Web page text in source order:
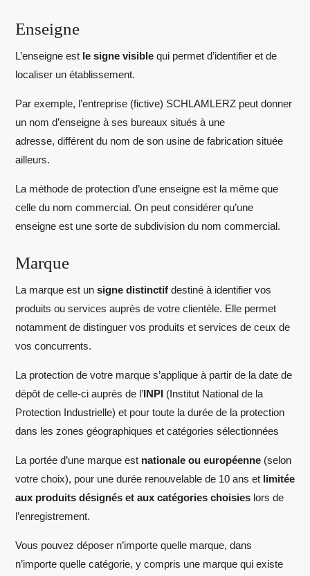
Enseigne
L’enseigne est le signe visible qui permet d’identifier et de
localiser un établissement.
Par exemple, l’entreprise (fictive) SCHLAMLERZ peut donner
un nom d’enseigne à ses bureaux situés à une
adresse, différent du nom de son usine de fabrication située
ailleurs.
La méthode de protection d’une enseigne est la même que
celle du nom commercial. On peut considérer qu’une
enseigne est une sorte de subdivision du nom commercial.
Marque
La marque est un signe distinctif destiné à identifier vos
produits ou services auprès de votre clientèle. Elle permet
notamment de distinguer vos produits et services de ceux de
vos concurrents.
La protection de votre marque s’applique à partir de la date de
dépôt de celle-ci auprès de l’INPI (Institut National de la
Protection Industrielle) et pour toute la durée de la protection
dans les zones géographiques et catégories sélectionnées
La portée d’une marque est nationale ou européenne (selon
votre choix), pour une durée renouvelable de 10 ans et limitée
aux produits désignés et aux catégories choisies lors de
l’enregistrement.
Vous pouvez déposer n’importe quelle marque, dans
n’importe quelle catégorie, y compris une marque qui existe